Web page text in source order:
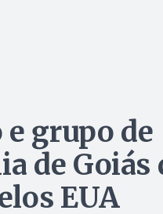
grupo de
de Goiás
EUA